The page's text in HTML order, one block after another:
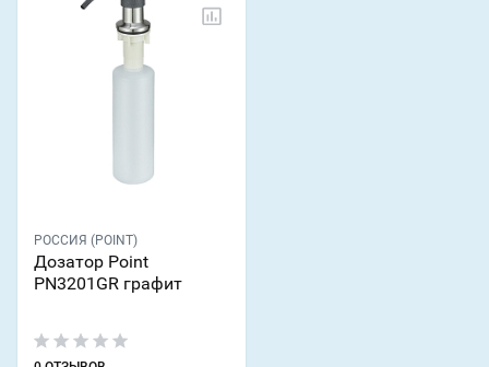
РОССИЯ (POINT)
Дозатор Point
PN3201GR графит